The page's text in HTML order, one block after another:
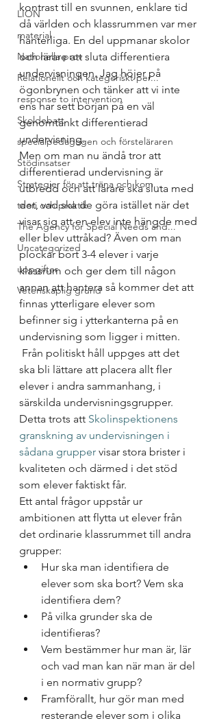
LION
material
Nationella prov
Relationellt och kategoriskt per...
response to intervention
Skoldebatt
specialpedagogen och försteläraren
Stödinsatser
Strategier för att träna och kom...
teori och praktik
The Agency for Special Needs and...
Uncategorized
uppgifter
Vetenskaplig grund
kontrast till en svunnen, enklare tid
då världen och klassrummen var mer
hanterliga. En del uppmanar skolor
och lärare att sluta differentiera
undervisningen. Jag höjer på
ögonbrynen och tänker att vi inte
ens har sett början på en väl
genomtänkt differentierad
undervisning.
Men om man nu ändå tror att
differentierad undervisning är
utbredd och att lärare ska sluta med
det, vad ska de göra istället när det
visar sig att en elev inte hängde med
eller blev uttråkad? Även om man
plockar bort 3-4 elever i varje
klassrum och ger dem till någon
annan att hantera så kommer det att
finnas ytterligare elever som
befinner sig i ytterkanterna på en
undervisning som ligger i mitten.
Från politiskt håll uppges att det
ska bli lättare att placera allt fler
elever i andra sammanhang, i
särskilda undervisningsgrupper.
Detta trots att Skolinspektionens
granskning av undervisningen i
sådana grupper visar stora brister i
kvaliteten och därmed i det stöd
som elever faktiskt får.
Ett antal frågor uppstår ur
ambitionen att flytta ut elever från
det ordinarie klassrummet till andra
grupper:
Hur ska man identifiera de
elever som ska bort? Vem ska
identifiera dem?
På vilka grunder ska de
identifieras?
Vem bestämmer hur man är, lär
och vad man kan när man är del
i en normativ grupp?
Framförallt, hur gör man med
resterande elever som i olika